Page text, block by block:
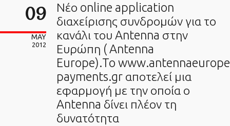
09
MAY
2012
Νέο online application
διαχείρισης συνδρομών για το
κανάλι του Antenna στην
Ευρώπη ( Antenna
Europe).To
payments.gr αποτελεί μια
εφαρμογή με την οποία ο
Antenna δίνει πλέον τη
δυνατότητα